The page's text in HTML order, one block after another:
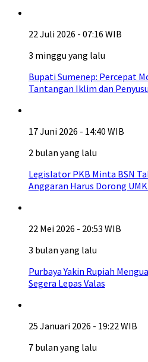
22 Juli 2026 - 07:16 WIB
3 minggu yang lalu
Bupati Sumenep: Percepat
Tantangan Iklim dan
17 Juni 2026 - 14:40 WIB
2 bulan yang lalu
Legislator PKB Minta BSN
Anggaran Harus Dorong
22 Mei 2026 - 20:53 WIB
3 bulan yang lalu
Purbaya Yakin Rupiah
Segera Lepas Valas
25 Januari 2026 - 19:22 WIB
7 bulan yang lalu